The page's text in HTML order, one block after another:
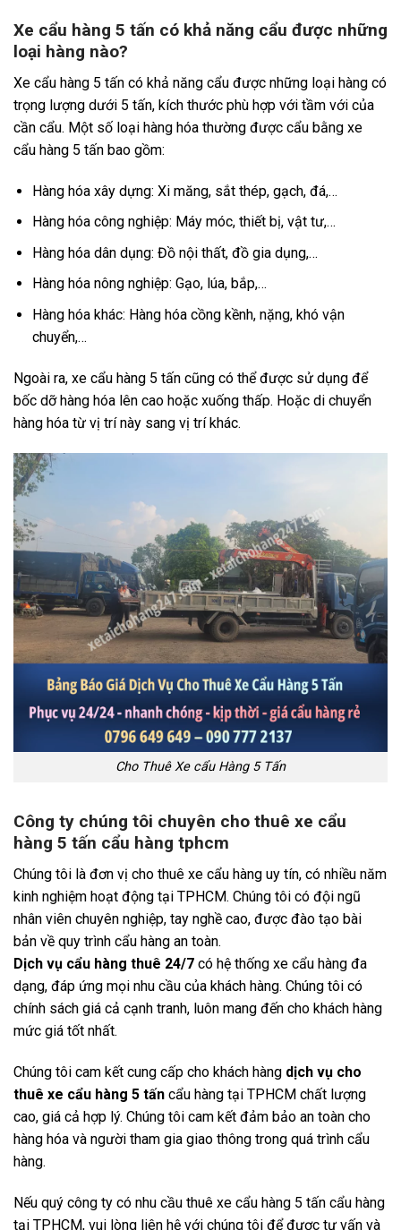
Xe cẩu hàng 5 tấn có khả năng cẩu được những
loại hàng nào?
Xe cẩu hàng 5 tấn có khả năng cẩu được những loại hàng có
trọng lượng dưới 5 tấn, kích thước phù hợp với tầm với của
cần cẩu. Một số loại hàng hóa thường được cẩu bằng xe
cẩu hàng 5 tấn bao gồm:
Hàng hóa xây dựng: Xi măng, sắt thép, gạch, đá,…
Hàng hóa công nghiệp: Máy móc, thiết bị, vật tư,…
Hàng hóa dân dụng: Đồ nội thất, đồ gia dụng,…
Hàng hóa nông nghiệp: Gạo, lúa, bắp,…
Hàng hóa khác: Hàng hóa cồng kềnh, nặng, khó vận
chuyển,…
Ngoài ra, xe cẩu hàng 5 tấn cũng có thể được sử dụng để
bốc dỡ hàng hóa lên cao hoặc xuống thấp. Hoặc di chuyển
hàng hóa từ vị trí này sang vị trí khác.
Cho Thuê Xe cẩu Hàng 5 Tấn
Công ty chúng tôi chuyên cho thuê xe cẩu
hàng 5 tấn cẩu hàng tphcm
Chúng tôi là đơn vị cho thuê xe cẩu hàng uy tín, có nhiều năm
kinh nghiệm hoạt động tại TPHCM. Chúng tôi có đội ngũ
nhân viên chuyên nghiệp, tay nghề cao, được đào tạo bài
bản về quy trình cẩu hàng an toàn.
Dịch vụ cẩu hàng thuê 24/7 có hệ thống xe cẩu hàng đa
dạng, đáp ứng mọi nhu cầu của khách hàng. Chúng tôi có
chính sách giá cả cạnh tranh, luôn mang đến cho khách hàng
mức giá tốt nhất.
Chúng tôi cam kết cung cấp cho khách hàng dịch vụ cho
thuê xe cẩu hàng 5 tấn cẩu hàng tại TPHCM chất lượng
cao, giá cả hợp lý. Chúng tôi cam kết đảm bảo an toàn cho
hàng hóa và người tham gia giao thông trong quá trình cẩu
hàng.
Nếu quý công ty có nhu cầu thuê xe cẩu hàng 5 tấn cẩu hàng
tại TPHCM, vui lòng liên hệ với chúng tôi để được tư vấn và